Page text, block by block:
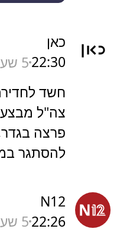
כאן
22:305 שעות
חשד
צה"ל
פרצה
להסתגר
N12
22:265 שעות